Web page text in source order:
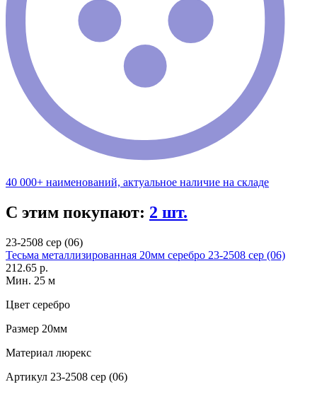
40 000+ наименований, актуальное наличие на складе
С этим покупают: 2 шт.
23-2508 сер (06)
Тесьма металлизированная 20мм серебро 23-2508 сер (06)
212.65 р.
Мин. 25 м
Цвет серебро
Размер 20мм
Материал люрекс
Артикул 23-2508 сер (06)